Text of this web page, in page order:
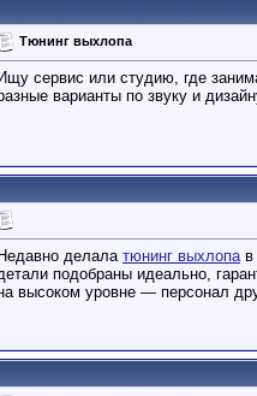
Тюнинг выхлопа
Ищу сервис или студию, где
варианты по звуку и
Недавно делала тюнинг выхлопав
подобраны идеально,
высоком уровне — персонал